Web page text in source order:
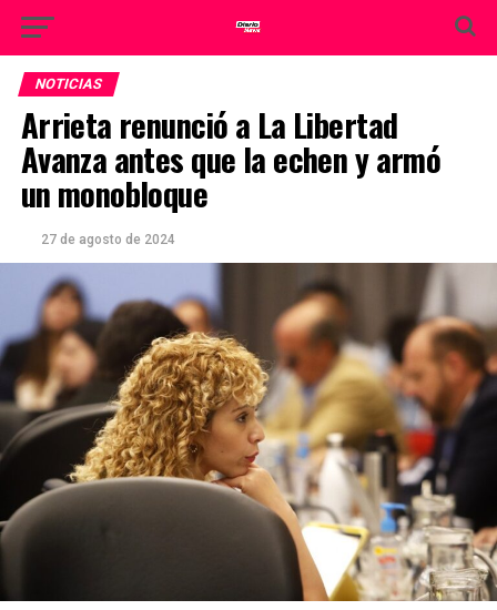
NOTICIAS
Arrieta renunció a La Libertad
Avanza antes que la echen y armó
un monobloque
27 de agosto de 2024